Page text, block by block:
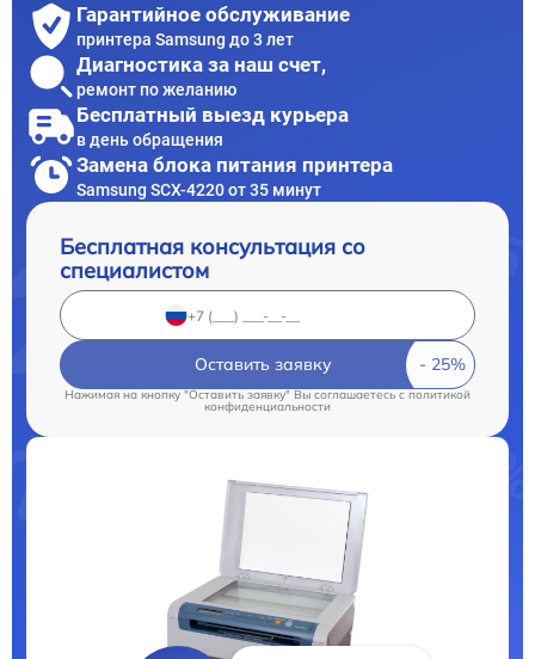
Гарантийное обслуживание
принтера Samsung до 3 лет
Диагностика за наш счет,
ремонт по желанию
Бесплатный выезд курьера
в день обращения
Замена блока питания принтера
Samsung SCX-4220 от 35 минут
Бесплатная консультация со
специалистом
Оставить заявку
Нажимая на кнопку "Оставить заявку" Вы соглашаетесь c политикой
конфиденциальности